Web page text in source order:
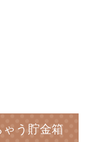
う貯金箱